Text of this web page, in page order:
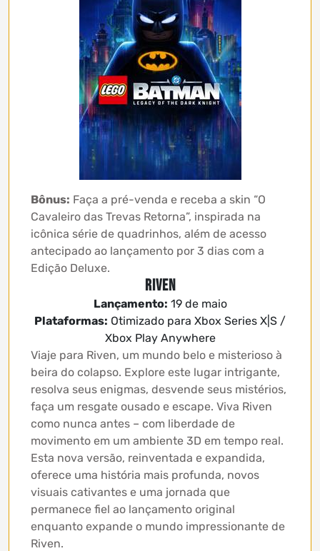
Bônus: Faça a pré-venda e receba a skin “O
Cavaleiro das Trevas Retorna”, inspirada na
icônica série de quadrinhos, além de acesso
antecipado ao lançamento por 3 dias com a
Edição Deluxe.
Riven
Lançamento: 19 de maio
Plataformas: Otimizado para Xbox Series X|S /
Xbox Play Anywhere
Viaje para Riven, um mundo belo e misterioso à
beira do colapso. Explore este lugar intrigante,
resolva seus enigmas, desvende seus mistérios,
faça um resgate ousado e escape. Viva Riven
como nunca antes – com liberdade de
movimento em um ambiente 3D em tempo real.
Esta nova versão, reinventada e expandida,
oferece uma história mais profunda, novos
visuais cativantes e uma jornada que
permanece fiel ao lançamento original
enquanto expande o mundo impressionante de
Riven.